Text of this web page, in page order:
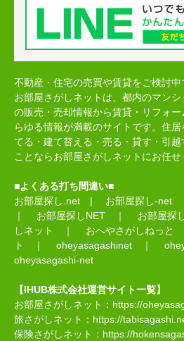
不動産・住宅の売買や賃貸をご検討中
お部屋さがしネットは、都内のマン
の販売・売却情報から賃貸・リフォ
らゆる情報が満載のサイトです。住
てる・建て替える・売る・貸す・引
ことならお部屋さがしネットにお任せ
■よくある打ち間違い■
お部屋探し.net | お部屋探し-net
｜ お部屋探しNET ｜ お部屋探
しネット
｜ おへやさがしねっと
ト
｜ oheyasagashinet ｜
oheyasagashi-net
【IHUB株式会社運営サイト一覧】
お部屋さがしネット： https://
旅さがしネット： https://
保険さがしネット： https://